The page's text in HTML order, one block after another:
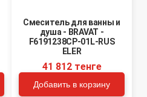
Смеситель для ванны и
душа - BRAVAT -
F6191238CP-01L-RUS
ELER
41 812 тенге
Добавить в корзину